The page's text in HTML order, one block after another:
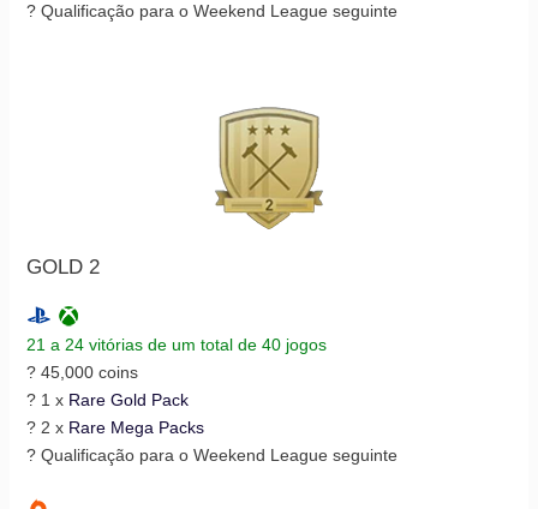
? Qualificação para o Weekend League seguinte
GOLD 2
21 a 24 vitórias de um total de 40 jogos
? 45,000 coins
? 1 x Rare Gold Pack
? 2 x Rare Mega Packs
? Qualificação para o Weekend League seguinte